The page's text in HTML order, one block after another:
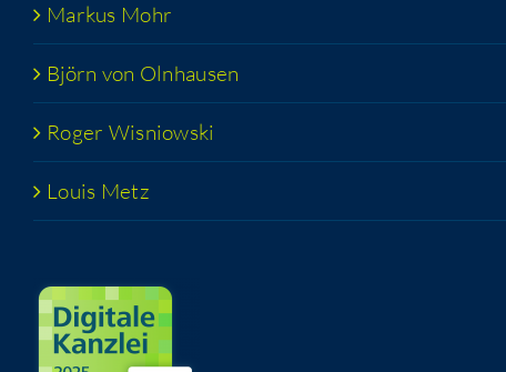
Mar­kus Mohr
Björn von Olnhausen
Roger Wis­niow­ski
Lou­is Metz